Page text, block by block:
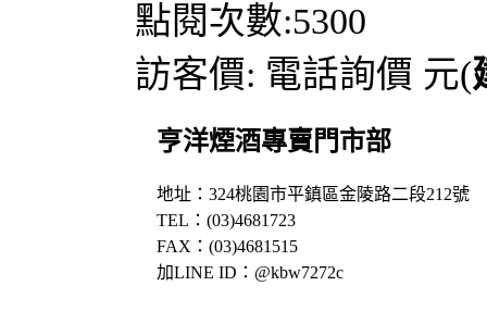
點閱次數:5300
訪客價: 電話詢價 元(
亨洋煙酒專賣門市部
地址：324桃園市平鎮區金陵路二段212號
TEL：(03)4681723
FAX：(03)4681515
加LINE ID：@kbw7272c